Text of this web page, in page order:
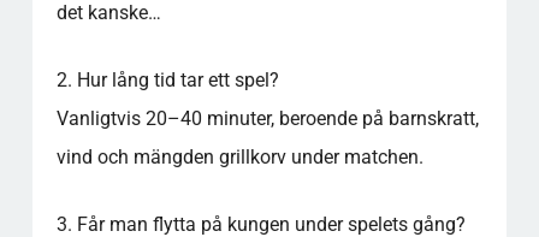
det kanske…
2. Hur lång tid tar ett spel?
Vanligtvis 20–40 minuter, beroende på barnskratt,
vind och mängden grillkorv under matchen.
3. Får man flytta på kungen under spelets gång?